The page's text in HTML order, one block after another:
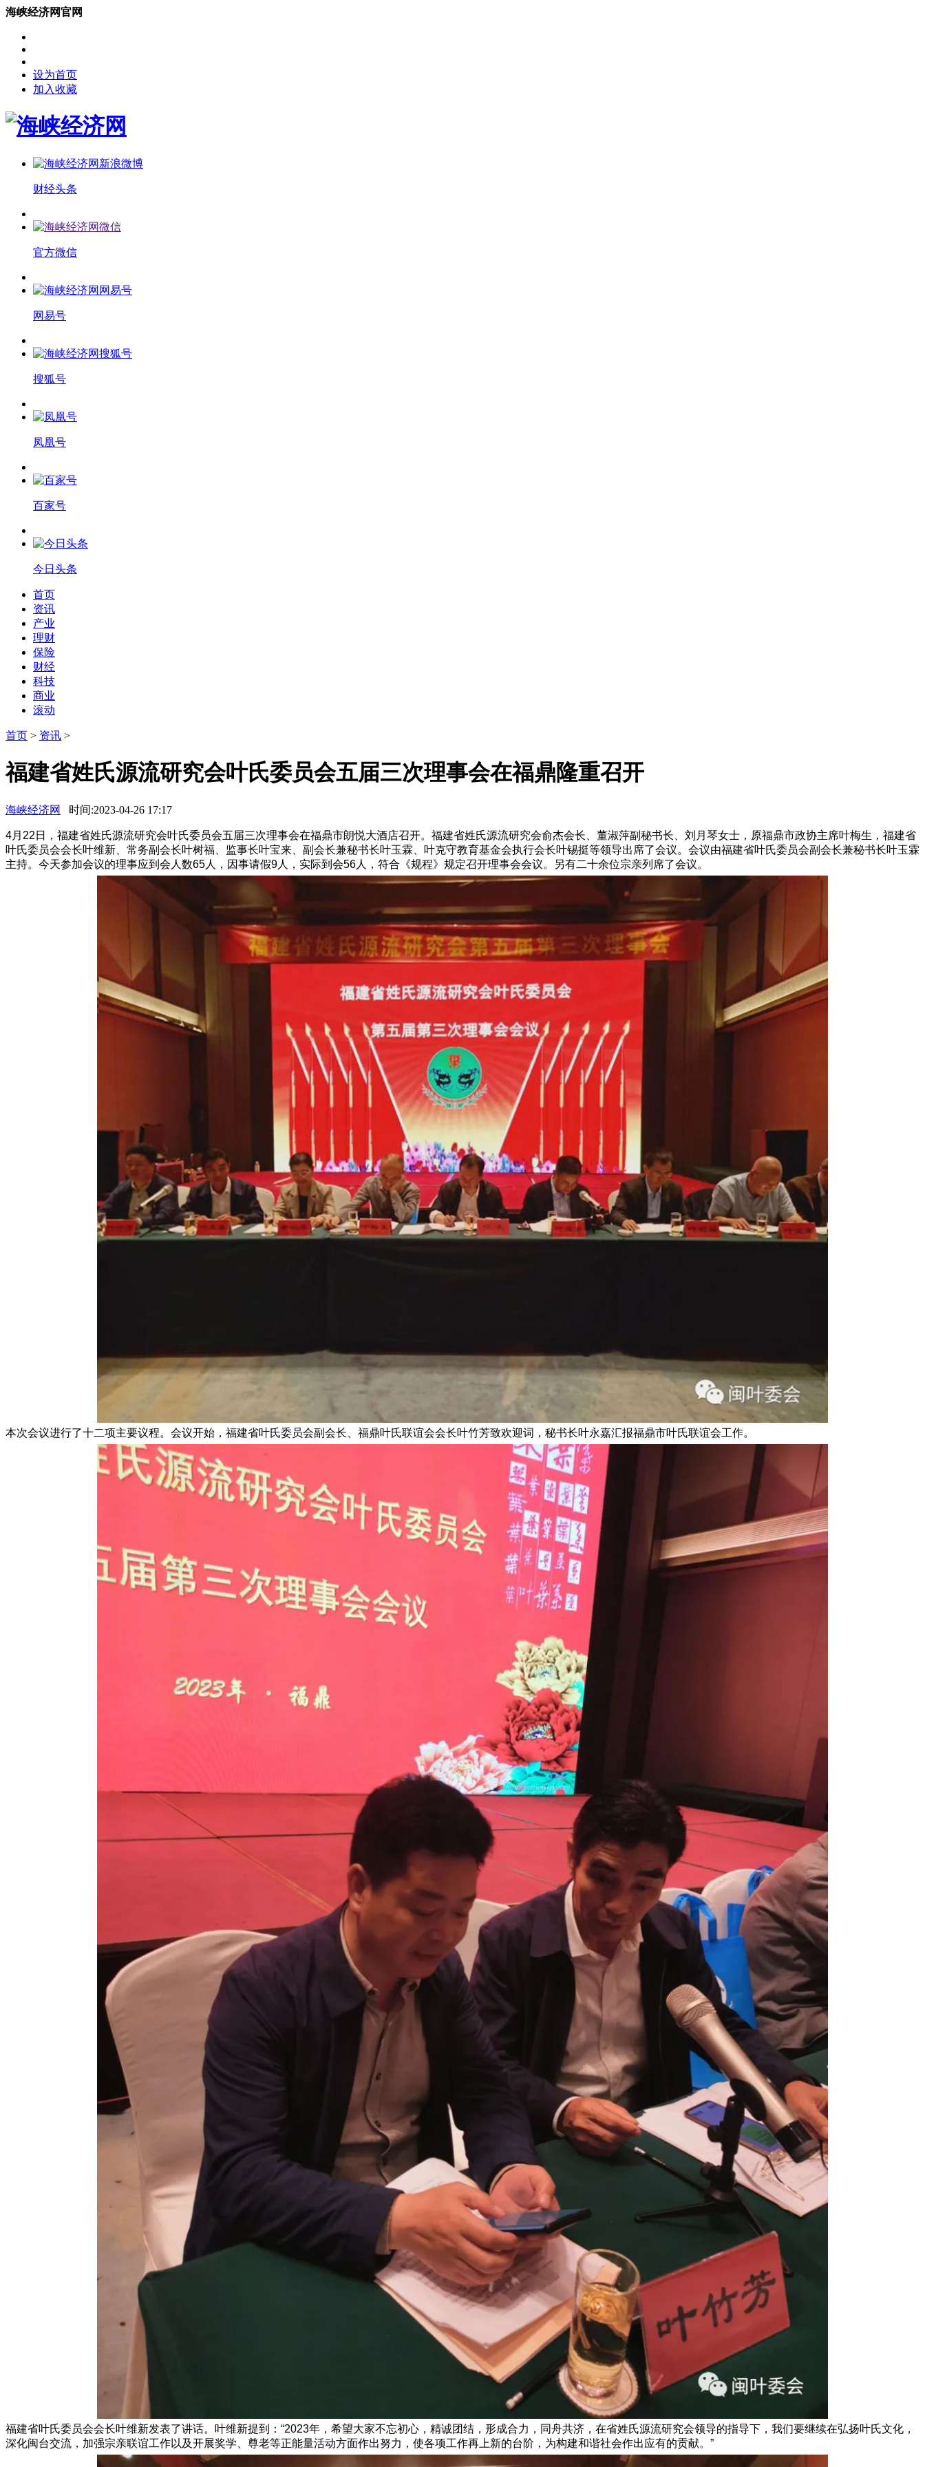
海峡经济网官网
设为首页
加入收藏
财经头条
官方微信
网易号
搜狐号
凤凰号
百家号
今日头条
首页
资讯
产业
理财
保险
财经
科技
商业
滚动
首页 > 资讯 >
福建省姓氏源流研究会叶氏委员会五届三次理事会在福鼎隆重召开
海峡经济网 时间:2023-04-26 17:17
4月22日，福建省姓氏源流研究会叶氏委员会五届三次理事会在福鼎市朗悦大酒店召开。福建省姓氏源流研究会俞杰会长、董淑萍副秘书长、刘月琴女士，原福鼎市政协主席叶梅生，福建省
叶氏委员会会长叶维新、常务副会长叶树福、监事长叶宝来、副会长兼秘书长叶玉霖、叶克守教育基金会执行会长叶锡挺等领导出席了会议。会议由福建省叶氏委员会副会长兼秘书长叶玉霖
主持。今天参加会议的理事应到会人数65人，因事请假9人，实际到会56人，符合《规程》规定召开理事会会议。另有二十余位宗亲列席了会议。
本次会议进行了十二项主要议程。会议开始，福建省叶氏委员会副会长、福鼎叶氏联谊会会长叶竹芳致欢迎词，秘书长叶永嘉汇报福鼎市叶氏联谊会工作。
福建省叶氏委员会会长叶维新发表了讲话。叶维新提到：“2023年，希望大家不忘初心，精诚团结，形成合力，同舟共济，在省姓氏源流研究会领导的指导下，我们要继续在弘扬叶氏文化，
深化闽台交流，加强宗亲联谊工作以及开展奖学、尊老等正能量活动方面作出努力，使各项工作再上新的台阶，为构建和谐社会作出应有的贡献。”